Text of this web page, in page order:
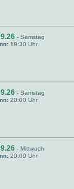
- Samstag
19:30 Uhr
- Samstag
20:00 Uhr
- Mittwoch
20:00 Uhr